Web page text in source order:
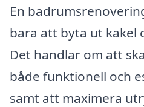
En
bara att byta ut kakel
Det handlar om att
både funktionell och
samt att maximera